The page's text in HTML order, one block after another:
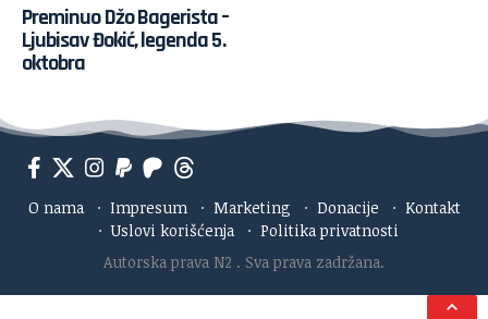
Preminuo Džo Bagerista –
Ljubisav Đokić, legenda 5.
oktobra
O nama · Impresum · Marketing · Donacije · Kontakt
· Uslovi korišćenja · Politika privatnosti
Autorska prava N2 . Sva prava zadržana.